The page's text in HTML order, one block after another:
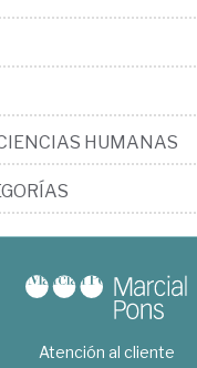
HUMANAS
Atención al cliente